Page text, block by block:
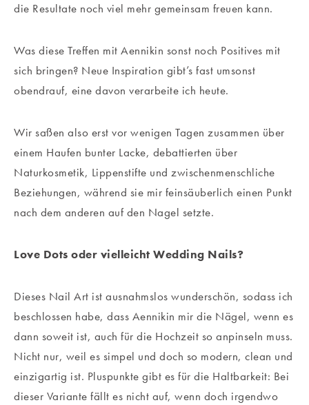
die Resultate noch viel mehr gemeinsam freuen kann.
Was diese Treffen mit Aennikin sonst noch Positives mit
sich bringen? Neue Inspiration gibt’s fast umsonst
obendrauf, eine davon verarbeite ich heute.
Wir saßen also erst vor wenigen Tagen zusammen über
einem Haufen bunter Lacke, debattierten über
Naturkosmetik, Lippenstifte und zwischenmenschliche
Beziehungen, während sie mir feinsäuberlich einen Punkt
nach dem anderen auf den Nagel setzte.
Love Dots oder vielleicht Wedding Nails?
Dieses Nail Art ist ausnahmslos wunderschön, sodass ich
beschlossen habe, dass Aennikin mir die Nägel, wenn es
dann soweit ist, auch für die Hochzeit so anpinseln muss.
Nicht nur, weil es simpel und doch so modern, clean und
einzigartig ist. Pluspunkte gibt es für die Haltbarkeit: Bei
dieser Variante fällt es nicht auf, wenn doch irgendwo